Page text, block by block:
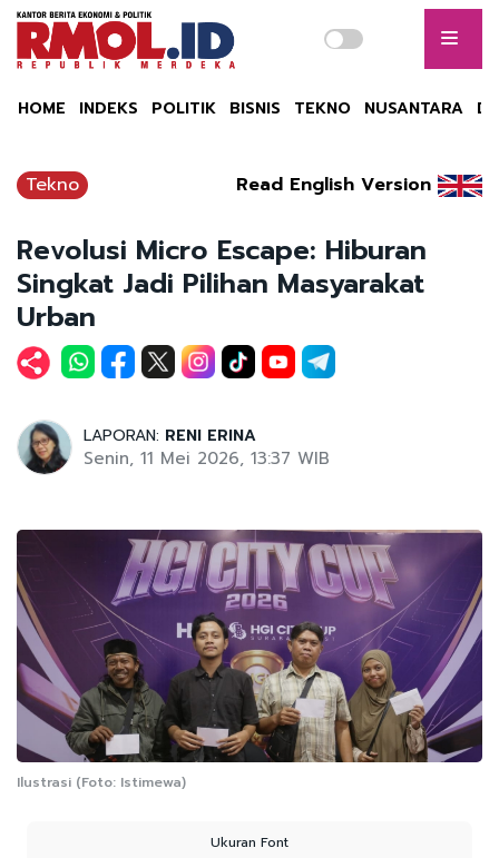
HOME INDEKS POLITIK BISNIS TEKNO NUSANTARA
Tekno Read English Version
Revolusi Micro Escape: Hiburan
Singkat Jadi Pilihan Masyarakat
Urban
LAPORAN: RENI ERINA
Senin, 11 Mei 2026, 13:37 WIB
Ilustrasi (Foto: Istimewa)
Ukuran Font